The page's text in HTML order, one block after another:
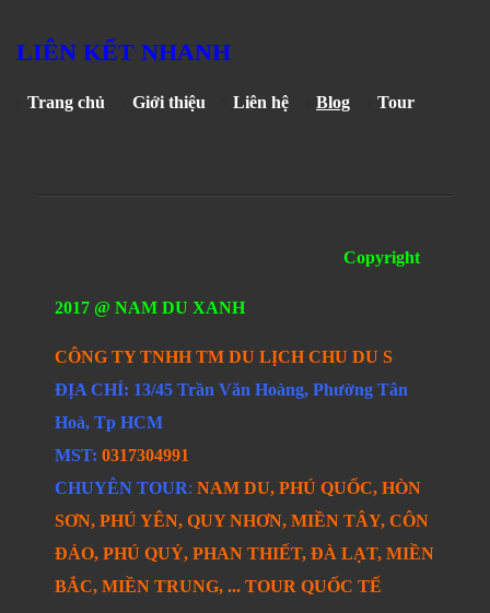
LIÊN KẾT NHANH
Trang chủ Giới thiệu Liên hệ Blog Tour
Copyright
2017 @ NAM DU XANH
CÔNG TY TNHH TM DU LỊCH CHU DU S
ĐỊA CHỈ: 13/45 Trần Văn Hoàng, Phường Tân
Hoà, Tp HCM
MST: 0317304991
CHUYÊN TOUR: NAM DU, PHÚ QUỐC, HÒN
SƠN, PHÚ YÊN, QUY NHƠN, MIỀN TÂY, CÔN
ĐẢO, PHÚ QUÝ, PHAN THIẾT, ĐÀ LẠT, MIỀN
BẮC, MIỀN TRUNG, ... TOUR QUỐC TẾ